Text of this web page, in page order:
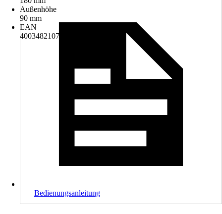
Außenhöhe
90 mm
EAN
4003482107027
Bedienungsanleitung